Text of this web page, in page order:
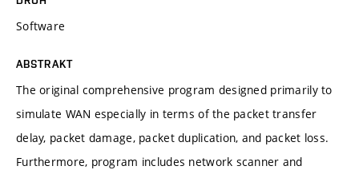
Software
ABSTRAKT
The original comprehensive program designed primarily to
simulate WAN especially in terms of the packet transfer
delay, packet damage, packet duplication, and packet loss.
Furthermore, program includes network scanner and